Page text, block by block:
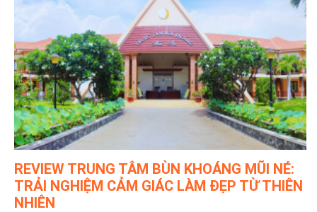
REVIEW TRUNG TÂM BÙN KHOÁNG MŨI NÉ:
TRẢI NGHIỆM CẢM GIÁC LÀM ĐẸP TỪ THIÊN
NHIÊN